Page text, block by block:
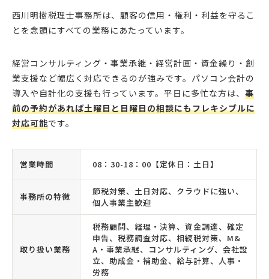
西川明樹税理士事務所は、顧客の信用・権利・利益を守るこ
とを念頭にすべての業務にあたっています。
経営コンサルティング・事業承継・経営計画・資金繰り・創
業支援など幅広く対応できるのが強みです。パソコン会計の
導入や自計化の支援も行っています。平日に多忙な方は、 事
前の予約があれば土曜日と日曜日の相談にもフレキシブルに
対応可能です。
営業時間 08：30-18：00【定休日：土日】
事務所の特徴
節税対策、土日対応、クラウドに強い、
個人事業主歓迎
取り扱い業務
税務顧問、経理・決算、資金調達、確定
申告、税務調査対応、相続税対策、M&
A・事業承継、コンサルティング、会社設
立、助成金・補助金、給与計算、人事・
労務